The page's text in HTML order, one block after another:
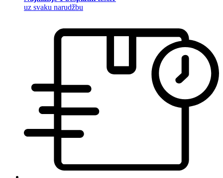
uz svaku narudžbu